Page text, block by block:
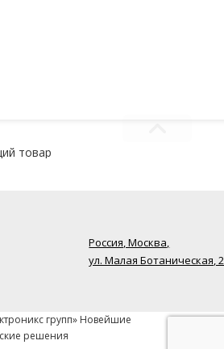
товар
Россия, Москва,
ул. Малая Ботаническая,
групп» Новейшие
решения